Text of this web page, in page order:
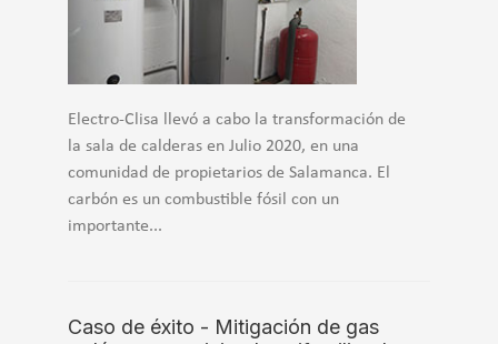
Electro-Clisa llevó a cabo la transformación de
la sala de calderas en Julio 2020, en una
comunidad de propietarios de Salamanca. El
carbón es un combustible fósil con un
importante...
Caso de éxito - Mitigación de gas